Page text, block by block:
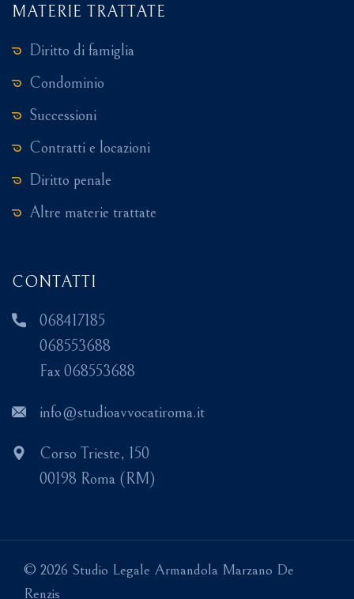
MATERIE TRATTATE
Diritto di famiglia
Condominio
Successioni
Contratti e locazioni
Diritto penale
Altre materie trattate
CONTATTI
068417185
068553688
Fax 068553688
info@studioavvocatiroma.it
Corso Trieste, 150
00198 Roma (RM)
© 2026 Studio Legale Armandola Marzano De
Renzis